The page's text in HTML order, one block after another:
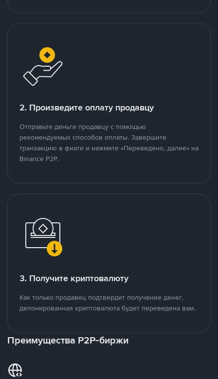
2. Произведите оплату продавцу
Отправьте деньги продавцу с помощью
рекомендуемых способов оплаты. Завершите
транзакцию в фиате и нажмите «Переведено, далее» на
Binance P2P.
3. Получите криптовалюту
Как только продавец подтвердит получение денег,
депонированная криптовалюта будет переведена вам.
Преимущества P2P-биржи